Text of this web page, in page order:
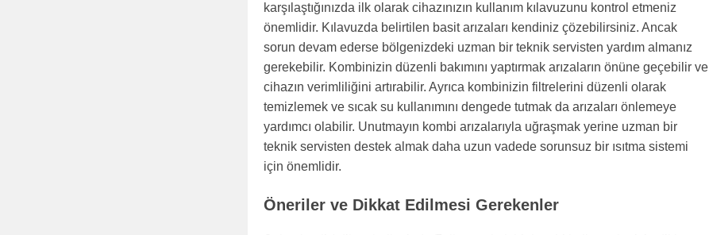
karşılaştığınızda ilk olarak cihazınızın kullanım kılavuzunu kontrol etmeniz
önemlidir. Kılavuzda belirtilen basit arızaları kendiniz çözebilirsiniz. Ancak
sorun devam ederse bölgenizdeki uzman bir teknik servisten yardım almanız
gerekebilir. Kombinizin düzenli bakımını yaptırmak arızaların önüne geçebilir ve
cihazın verimliliğini artırabilir. Ayrıca kombinizin filtrelerini düzenli olarak
temizlemek ve sıcak su kullanımını dengede tutmak da arızaları önlemeye
yardımcı olabilir. Unutmayın kombi arızalarıyla uğraşmak yerine uzman bir
teknik servisten destek almak daha uzun vadede sorunsuz bir ısıtma sistemi
için önemlidir.
Öneriler ve Dikkat Edilmesi Gerekenler